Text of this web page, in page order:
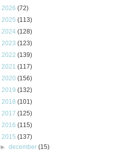
2026 (72)
2025 (113)
2024 (128)
2023 (123)
2022 (139)
2021 (117)
2020 (156)
2019 (132)
2018 (101)
2017 (125)
2016 (115)
2015 (137)
►december(15)